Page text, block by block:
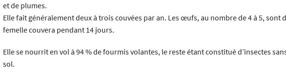
et de plumes.
Elle fait généralement deux à trois couvées par an. Les œufs, au nombre de 4 à 5, sont
femelle couvera pendant 14 jours.
Elle se nourrit en vol à 94 % de fourmis volantes, le reste étant constitué d’insectes
sol.